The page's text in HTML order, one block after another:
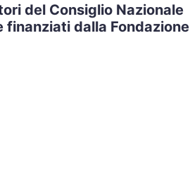
del Consiglio Nazionale
finanziati dalla Fondazione